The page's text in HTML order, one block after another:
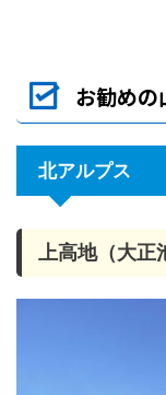
お勧めの
北アルプス
上高地（大正